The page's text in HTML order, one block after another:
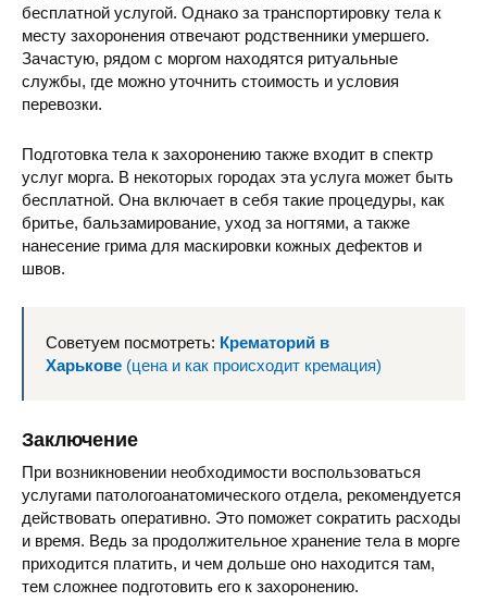
бесплатной услугой. Однако за транспортировку тела к
месту захоронения отвечают родственники умершего.
Зачастую, рядом с моргом находятся ритуальные
службы, где можно уточнить стоимость и условия
перевозки.
Подготовка тела к захоронению также входит в спектр
услуг морга. В некоторых городах эта услуга может быть
бесплатной. Она включает в себя такие процедуры, как
бритье, бальзамирование, уход за ногтями, а также
нанесение грима для маскировки кожных дефектов и
швов.
Советуем посмотреть: Крематорий в
Харькове (цена и как происходит кремация)
Заключение
При возникновении необходимости воспользоваться
услугами патологоанатомического отдела, рекомендуется
действовать оперативно. Это поможет сократить расходы
и время. Ведь за продолжительное хранение тела в морге
приходится платить, и чем дольше оно находится там,
тем сложнее подготовить его к захоронению.